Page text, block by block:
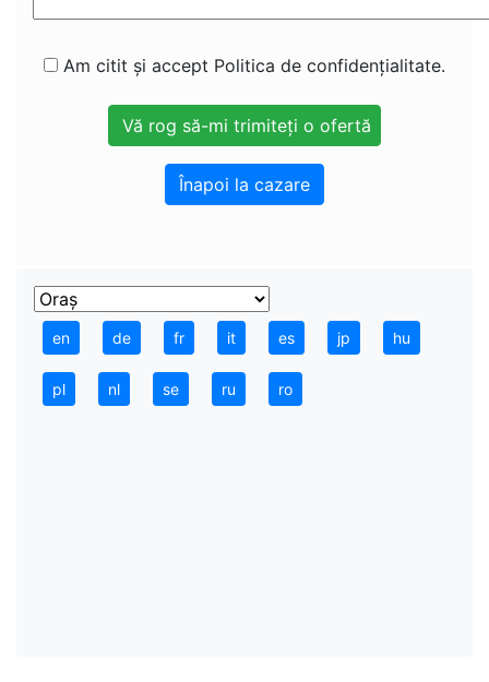
Am citit și accept Politica de confidențialitate.
Înapoi la cazare
en de fr it es jp hu
pl nl se ru ro